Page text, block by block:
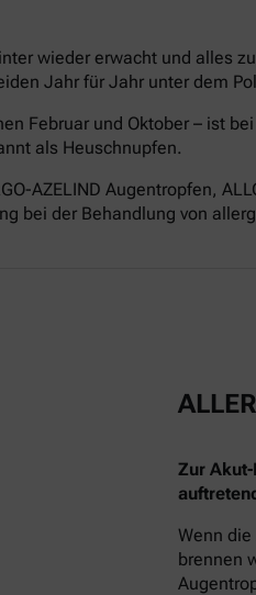
wieder erwacht und alles
Jahr für Jahr unter dem
Februar und Oktober – ist
als Heuschnupfen.
AZELIND Augentropfen,
bei der Behandlung von
Zur
Wenn
brennen